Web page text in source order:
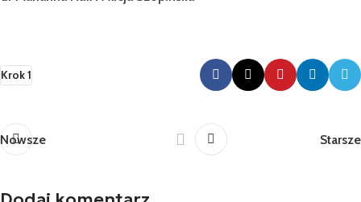
Krok 1
Nowsze Starsze